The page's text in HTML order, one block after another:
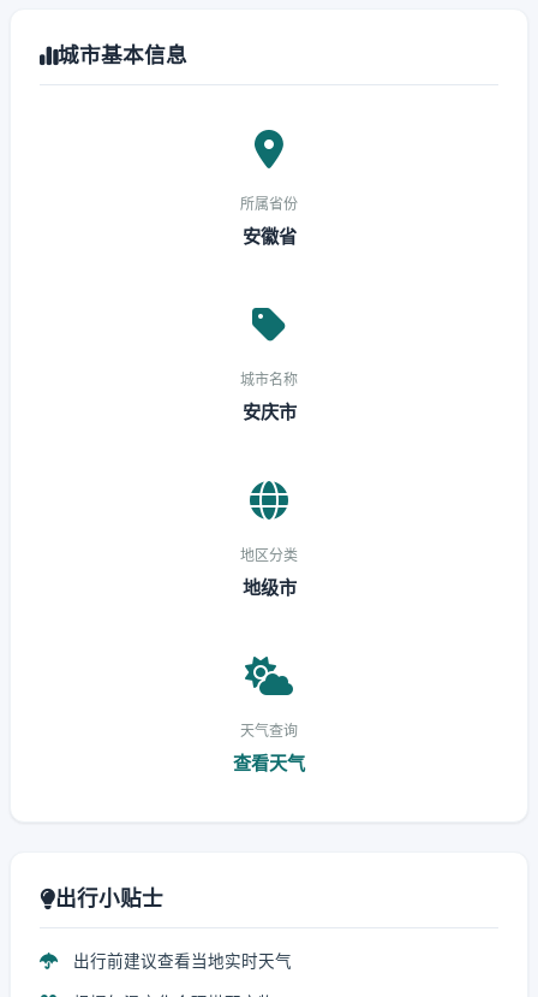
城市基本信息
所属省份
安徽省
城市名称
安庆市
地区分类
地级市
天气查询
查看天气
出行小贴士
出行前建议查看当地实时天气